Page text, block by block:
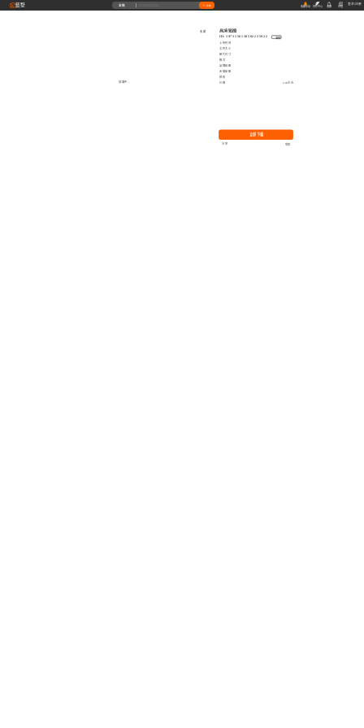
藝墅 全部 搜索 收藏本站 创作中心 收藏 充值
登录 |注册
加载中...
收藏 高清贴图
ID: 1973156130502225922 复制
上传时间
文件大小
图片尺寸
格式
品牌贴图
无缝贴图
授权
价格 0.00艺币
立即下载
分享 举报